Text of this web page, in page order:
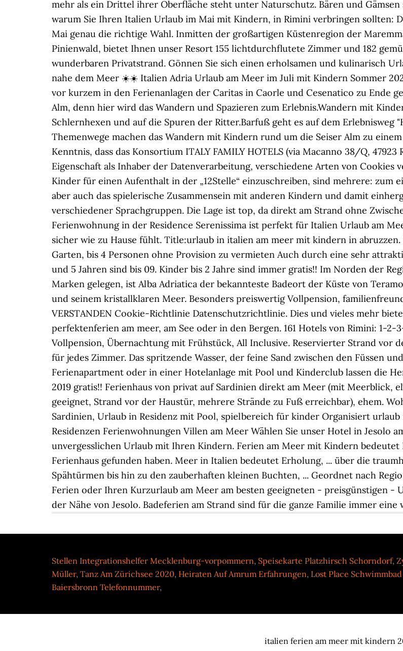
Stellen Integrationshelfer Mecklenburg-vorpommern, Speisekarte Platzhirsch Schorndorf,
Müller, Tanz Am Zürichsee 2020, Heiraten Auf Amrum Erfahrungen, Lost Place
Baiersbronn Telefonnummer,
italien ferien am meer mit kindern